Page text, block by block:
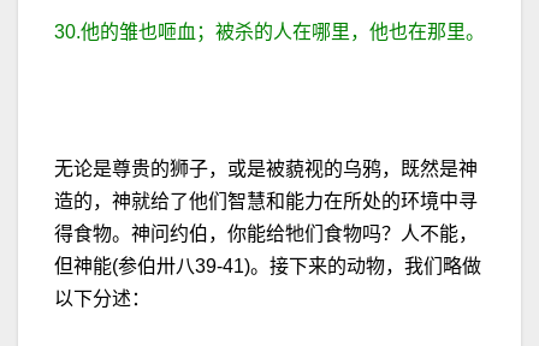
30.他的雏也咂血；被杀的人在哪里，他也在那里。
无论是尊贵的狮子，或是被藐视的乌鸦，既然是神
造的，神就给了他们智慧和能力在所处的环境中寻
得食物。神问约伯，你能给牠们食物吗？人不能，
但神能(参伯卅八39-41)。接下来的动物，我们略做
以下分述：